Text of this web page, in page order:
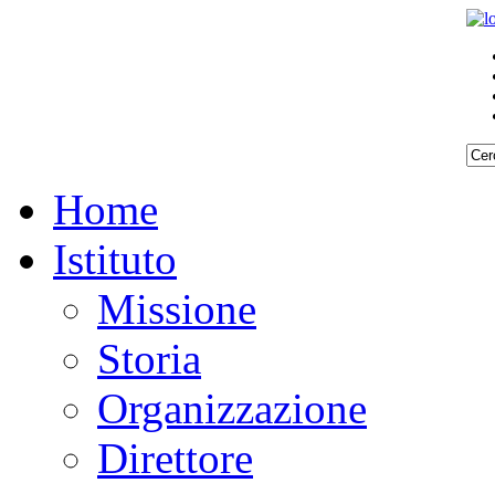
Home
Istituto
Missione
Storia
Organizzazione
Direttore